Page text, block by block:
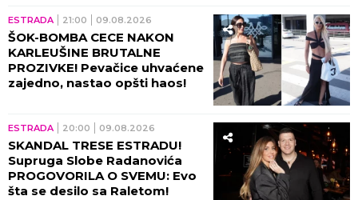
ESTRADA 21:00 09.08.2026
ŠOK-BOMBA CECE NAKON
KARLEUŠINE BRUTALNE
PROZIVKE! Pevačice uhvaćene
zajedno, nastao opšti haos!
ESTRADA 20:00 09.08.2026
SKANDAL TRESE ESTRADU!
Supruga Slobe Radanovića
PROGOVORILA O SVEMU: Evo
šta se desilo sa Raletom!